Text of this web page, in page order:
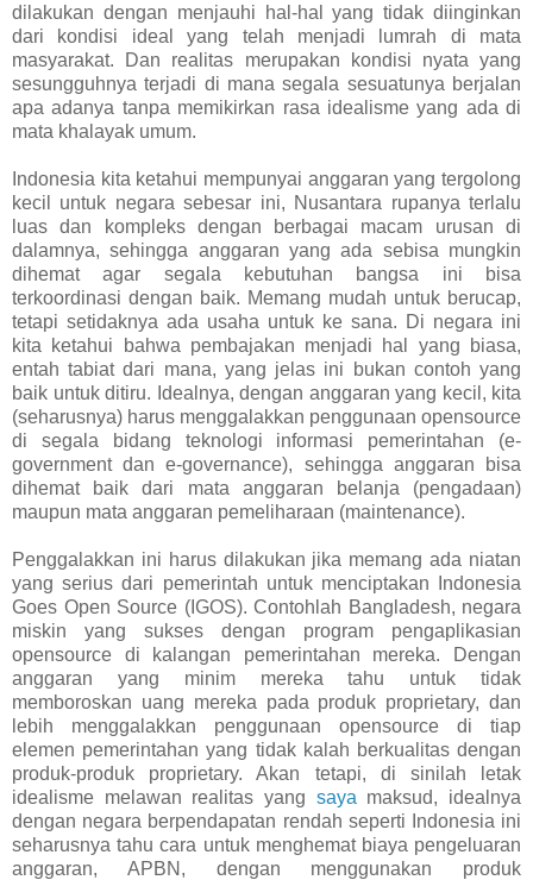
dilakukan dengan menjauhi hal-hal yang tidak diinginkan
dari kondisi ideal yang telah menjadi lumrah di mata
masyarakat. Dan realitas merupakan kondisi nyata yang
sesungguhnya terjadi di mana segala sesuatunya berjalan
apa adanya tanpa memikirkan rasa idealisme yang ada di
mata khalayak umum.
Indonesia kita ketahui mempunyai anggaran yang tergolong
kecil untuk negara sebesar ini, Nusantara rupanya terlalu
luas dan kompleks dengan berbagai macam urusan di
dalamnya, sehingga anggaran yang ada sebisa mungkin
dihemat agar segala kebutuhan bangsa ini bisa
terkoordinasi dengan baik. Memang mudah untuk berucap,
tetapi setidaknya ada usaha untuk ke sana. Di negara ini
kita ketahui bahwa pembajakan menjadi hal yang biasa,
entah tabiat dari mana, yang jelas ini bukan contoh yang
baik untuk ditiru. Idealnya, dengan anggaran yang kecil, kita
(seharusnya) harus menggalakkan penggunaan opensource
di segala bidang teknologi informasi pemerintahan (e-
government dan e-governance), sehingga anggaran bisa
dihemat baik dari mata anggaran belanja (pengadaan)
maupun mata anggaran pemeliharaan (maintenance).
Penggalakkan ini harus dilakukan jika memang ada niatan
yang serius dari pemerintah untuk menciptakan Indonesia
Goes Open Source (IGOS). Contohlah Bangladesh, negara
miskin yang sukses dengan program pengaplikasian
opensource di kalangan pemerintahan mereka. Dengan
anggaran yang minim mereka tahu untuk tidak
memboroskan uang mereka pada produk proprietary, dan
lebih menggalakkan penggunaan opensource di tiap
elemen pemerintahan yang tidak kalah berkualitas dengan
produk-produk proprietary. Akan tetapi, di sinilah letak
idealisme melawan realitas yang saya maksud, idealnya
dengan negara berpendapatan rendah seperti Indonesia ini
seharusnya tahu cara untuk menghemat biaya pengeluaran
anggaran, APBN, dengan menggunakan produk